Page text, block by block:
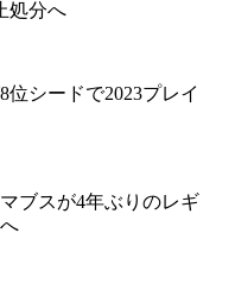
処分へ
位シードで2023プレイ
ブスが4年ぶりのレギ